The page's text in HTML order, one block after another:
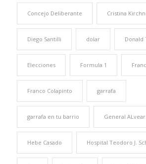
Concejo Deliberante Cristina
Diego Santilli dolar Donald
Elecciones Formula 1
Franco Colapinto garrafa
garrafa en tu barrio General ALvear
Hebe Casado Hospital Teodoro J.